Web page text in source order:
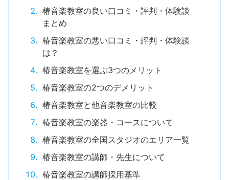
椿音楽教室の良い口コミ・評判・体験談
まとめ
椿音楽教室の悪い口コミ・評判・体験談
は？
椿音楽教室を選ぶ3つのメリット
椿音楽教室の2つのデメリット
椿音楽教室と他音楽教室の比較
椿音楽教室の楽器・コースについて
椿音楽教室の全国スタジオのエリア一覧
椿音楽教室の講師・先生について
椿音楽教室の講師採用基準